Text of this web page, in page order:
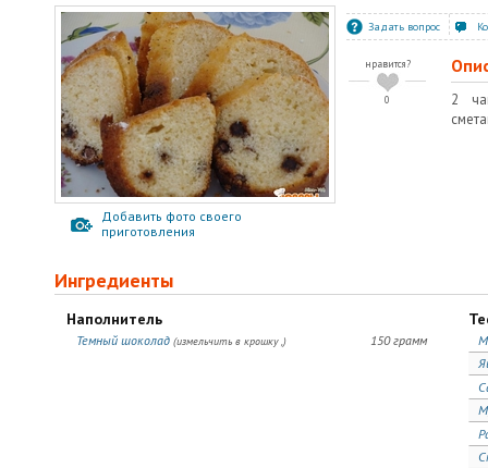
Добавить фото своего
приготовления
Задать вопрос
нравится?
0
2
Ингредиенты
Наполнитель
150 грамм
Темный шоколад (измельчить в крошку ,)